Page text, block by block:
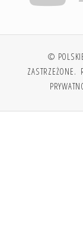
©
ZASTRZEŻONE.